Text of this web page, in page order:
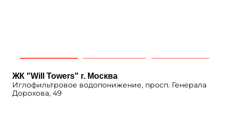
ЖК "Will Towers" г. Москва
Иглофильтровое водопонижение, просп. Генерала
Дорохова, 49